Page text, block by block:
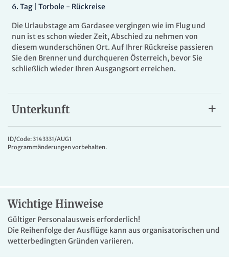
6. Tag | Torbole - Rückreise
Die Urlaubstage am Gardasee vergingen wie im Flug und
nun ist es schon wieder Zeit, Abschied zu nehmen von
diesem wunderschönen Ort. Auf Ihrer Rückreise passieren
Sie den Brenner und durchqueren Österreich, bevor Sie
schließlich wieder Ihren Ausgangsort erreichen.
Unterkunft
Hotel Forte Charme
Das4*Forte Charme Hote
erwartet Sie mit einer Panoramaterrasse und herrlichem
eine Klimaanlage.
ID/Code: 3143331/AUG1
Programmänderungen vorbehalten.
Wichtige Hinweise
Gültiger Personalausweis erforderlich!
Die Reihenfolge der Ausflüge kann aus organisatorischen und
wetterbedingten Gründen variieren.